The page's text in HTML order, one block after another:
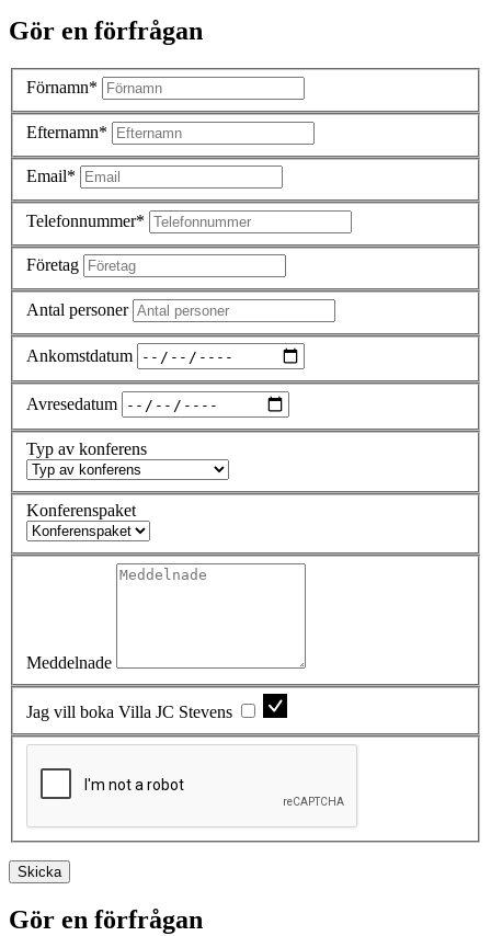
Gör en förfrågan
Förnamn*
Efternamn*
Email*
Telefonnummer*
Företag
Antal personer
Ankomstdatum
Avresedatum
Typ av konferens
Konferenspaket
Meddelnade
Jag vill boka Villa JC Stevens
Skicka
Gör en förfrågan